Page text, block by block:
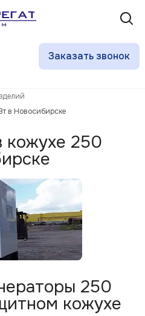
Заказать звонок
в Новосибирске
кожухе 250
250
кожухе